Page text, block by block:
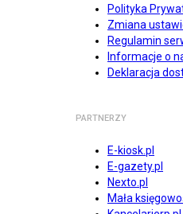
Polityka
Zmiana
Regulamin
Informacje o
Deklaracja
PARTNERZY
E-kiosk.pl
E-gazety.pl
Nexto.pl
Mała